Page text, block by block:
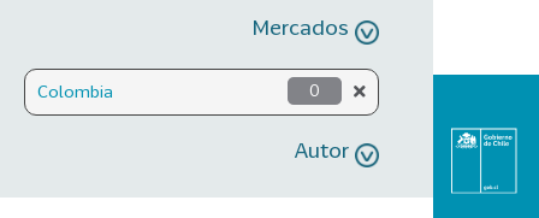
Mercados
Colombia 0
Autor